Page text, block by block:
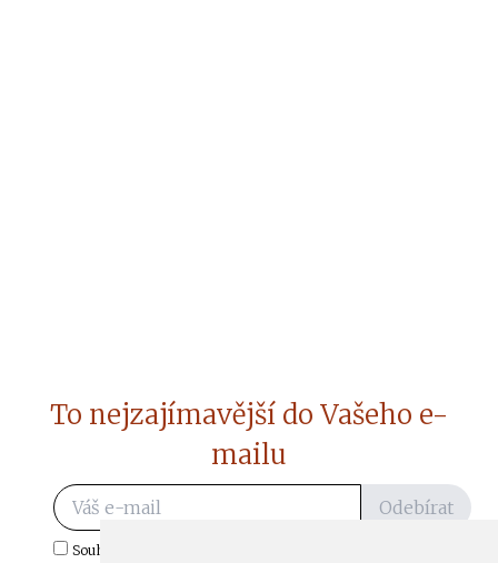
To nejzajímavější do Vašeho e-
mailu
Odebírat
Souhlasím s odběrem důležitých zpráv ze ČtiDoma.cz do mé e-